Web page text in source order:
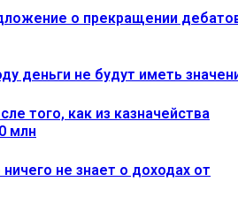
о прекращении
деньги не будут иметь
того, как из казначейства
млн
не знает о доходах от